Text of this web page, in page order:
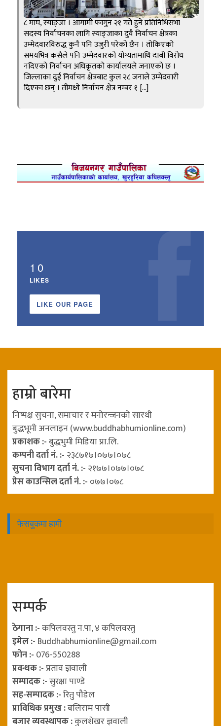
८ माघ, स्याङ्जा । आगामी फागुन २१ गते हुने प्रतिनिधिसभा
सदस्य निर्वाचनका लागि स्याङ्जाका दुवै निर्वाचन क्षेत्रका
उम्मेदवारविरुद्ध कुनै पनि उजुरी परेको छैन । तोकिएको
समयभित्र कसैले पनि उम्मेदवारको योग्यतामाथि दाबी विरोध
नदिएको निर्वाचन अधिकृतको कार्यालयले जनाएको छ ।
जिल्लाका दुई निर्वाचन क्षेत्रबाट कुल २८ जनाले उम्मेदवारी
दिएका छन् । तीमध्ये निर्वाचन क्षेत्र नम्बर १ […]
10
LIKES
LIKE OUR PAGE
हाम्रो बारेमा
निष्पक्ष सुचना, समाचार र मनोरन्जनको सारथी
बुद्धभूमी अनलाइन (www.buddhabhumionline.com)
प्रकाशक :-बुद्धभुमी मिडिया प्रा.लि.
कम्पनी दर्ता नं. :- २३८७१७।०७७।०७८
सुचना विभाग दर्ता नं. :- २१७७।०७७।०७८
प्रेस काउन्सिल दर्ता नं. :- ०७७।०७८
फेसबुकमा हामी
सम्पर्क
ठेगाना :-कपिलवस्तु न.पा, ४ कपिलवस्तु
इमेल :- Buddhabhumionline@gmail.com
फोन :- 076-550288
प्रवन्धक :-प्रताव ज्ञवाली
सम्पादक :-सुरक्षा पाण्डे
सह-सम्पादक :-रितु पौडेल
प्राविधिक प्रमुख :बलिराम पासी
बजार व्यवस्थापक :कुलशेखर ज्ञवाली